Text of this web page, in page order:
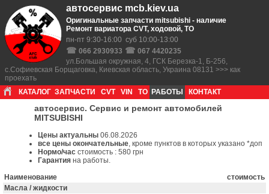
автосервис mcb.kiev.ua
Оригинальные запчасти mitsubishi - наличие
Ремонт вариатора CVT, ходовой, ТО
пн-пт 9:30-16:00 суб 10:00-13:00
☎ 066 2930933 ☎ 067 4420235
ул.Большая окружная, 4, ГСК Березка-1, Б-256,
с.Софиевская Борщаговка, Киевская область, Украина 08131 >>> как
проехать
КАТАЛОГ ЗАПЧАСТИ CVT VIN ТО РАБОТЫ КОНТАКТ
автосервис. Сервис и ремонт автомобилей
MITSUBISHI
Цены актуальны 06.08.2026
все цены окончательные, кроме пунктов в которых указано *доп
Нормо/час cтоимость : 580 грн
Гарантия на работы.
Наименование
стоимость
Масла / жидкости